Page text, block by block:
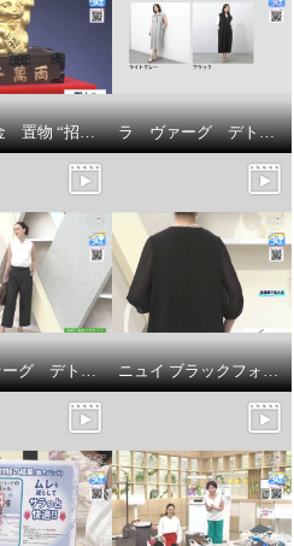
光則 純金 置物 “招き猫” ＜５ｇ＞ ラ ヴァーグ デトワール 襟開きの変化が 雰囲気を変える リラックス裏毛ワンピース
ラ ヴァーグ デトワール はくだけで今どき風 楽なウエストゴムで センターラインありの ２タックバレルパンツ ニュイ ブラックフォーマル 洗濯機で洗える！ シフォンブラウス